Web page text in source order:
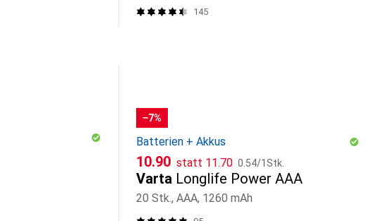
145
−7%
Batterien + Akkus
CHF
10.90 statt CHF
11.70 CHF
0.54/1Stk.
Varta Longlife Power AAA
20 Stk., AAA, 1260 mAh